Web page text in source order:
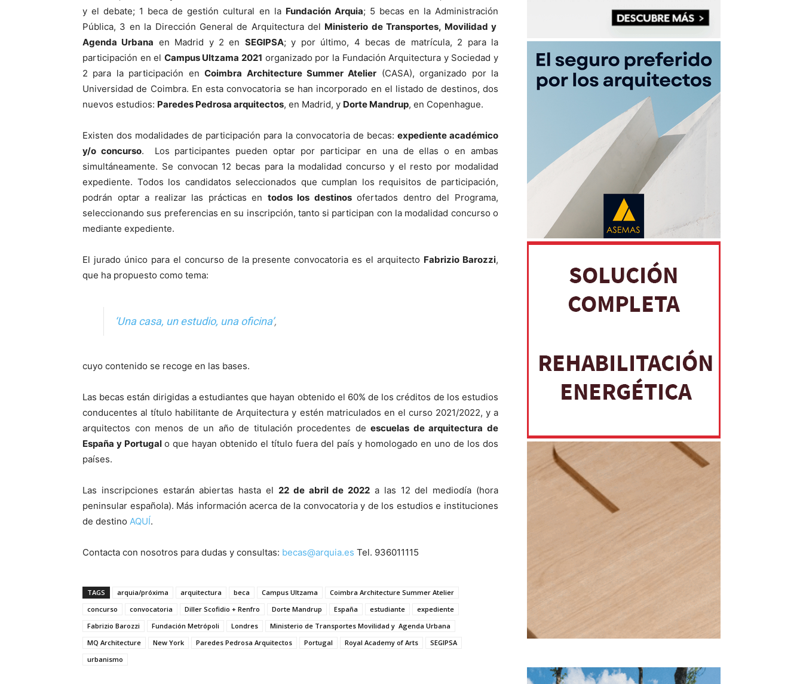
y el debate; 1 beca de gestión cultural en la Fundación Arquia; 5 becas en la Administración
Pública, 3 en la Dirección General de Arquitectura del Ministerio de Transportes, Movilidad y
Agenda Urbana en Madrid y 2 en SEGIPSA; y por último, 4 becas de matrícula, 2 para la
participación en el Campus Ultzama 2021 organizado por la Fundación Arquitectura y Sociedad y
2 para la participación enCoimbra Architecture Summer Atelier (CASA), organizado por la
Universidad de Coimbra. En esta convocatoria se han incorporado en el listado de destinos, dos
nuevos estudios: Paredes Pedrosa arquitectos, en Madrid, y Dorte Mandrup, en Copenhague.
Existen dos modalidades de participación para la convocatoria de becas: expediente académico
y/o concurso. Los participantes pueden optar por participar en una de ellas o en ambas
simultáneamente. Se convocan 12 becas para la modalidad concurso y el resto por modalidad
expediente. Todos los candidatos seleccionados que cumplan los requisitos de participación,
podrán optar a realizar las prácticas en todos los destinosofertados dentro del Programa,
seleccionando sus preferencias en su inscripción, tanto si participan con la modalidad concurso o
mediante expediente.
El jurado único para el concurso de la presente convocatoria es el arquitecto Fabrizio Barozzi,
que ha propuesto como tema:
‘Una casa, un estudio, una oficina’,
cuyo contenido se recoge en las bases.
Las becas están dirigidas a estudiantes que hayan obtenido el 60% de los créditos de los estudios
conducentes al título habilitante de Arquitectura y estén matriculados en el curso 2021/2022, y a
arquitectos con menos de un año de titulación procedentes deescuelas de arquitectura de
España y Portugal o que hayan obtenido el título fuera del país y homologado en uno de los dos
países.
Las inscripciones estarán abiertas hasta el 22 de abril de 2022 a las 12 del mediodía (hora
peninsular española). Más información acerca de la convocatoria y de los estudios e instituciones
de destino AQUÍ.
Contacta con nosotros para dudas y consultas: becas@arquia.es Tel. 936011115
TAGS arquia/próxima arquitectura beca Campus Ultzama
Coimbra Architecture Summer Atelier
concurso
convocatoria Diller Scofidio + Renfro Dorte Mandrup España estudiante
expediente
Fabrizio Barozzi
Fundación Metrópoli Londres
Ministerio de Transportes Movilidad y Agenda Urbana
MQ Architecture
New York Paredes Pedrosa Arquitectos Portugal Royal Academy of Arts
SEGIPSA
urbanismo